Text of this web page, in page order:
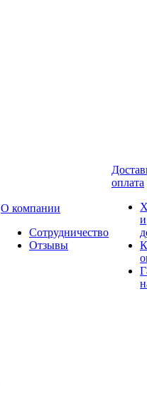
О компании
Сотрудничество
Отзывы
оплата
и